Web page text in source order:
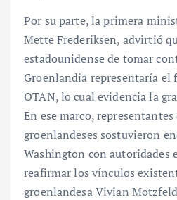
Por su parte, la primera
Mette Frederiksen, advirtió
estadounidense de tomar
Groenlandia representaría el
OTAN, lo cual evidencia la
En ese marco, representantes
groenlandeses sostuvieron
Washington con autoridades
reafirmar los vínculos
groenlandesa Vivian